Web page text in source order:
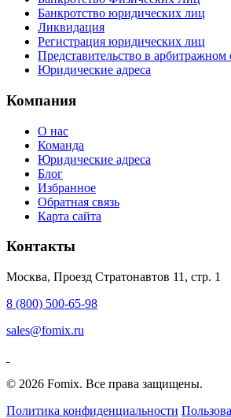
Банкротство юридических лиц
Ликвидация
Регистрация юридических лиц
Представительство в арбитражном
Юридические адреса
Компания
О нас
Команда
Юридические адреса
Блог
Избранное
Обратная связь
Карта сайта
Контакты
Москва, Проезд Стратонавтов 11, стр. 1
8 (800) 500-65-98
sales@fomix.ru
© 2026 Fomix. Все права защищены.
Политика конфиденциальности